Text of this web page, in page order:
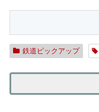
鉄道ピックアップ